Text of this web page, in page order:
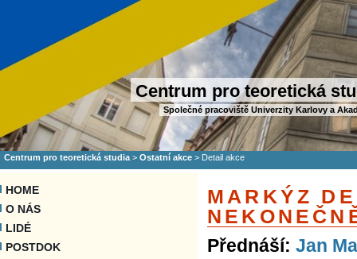
Centrum pro teoretická
Společné pracoviště Univerzity Karlovy a
Centrum pro teoretická studia > Ostatní akce > Detail akce
HOME
O NÁS
LIDÉ
POSTDOK
MARKÝZ
Přednáší: Jan